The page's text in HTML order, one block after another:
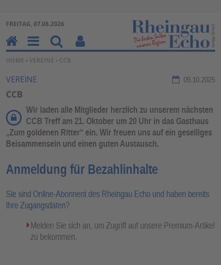
Zum Inhalt springen ↓
FREITAG, 07.08.2026
SIE BEFINDEN SICH HIER:
HOME › VEREINE › CCB
VEREINE 09.10.2025
CCB
Wir laden alle Mitglieder herzlich zu unserem nächsten
CCB Treff am 21. Oktober um 20 Uhr in das Gasthaus
„Zum goldenen Ritter“ ein. Wir freuen uns auf ein geselliges
Beisammensein und einen guten Austausch.
Anmeldung für Bezahlinhalte
Sie sind Online-Abonnent des Rheingau Echo und haben bereits
Ihre Zugangsdaten?
Melden Sie sich an, um Zugriff auf unsere Premium-Artikel
zu bekommen.
H
o
m
e
M
en
u
Su
ch
Be
un
kti
on
en